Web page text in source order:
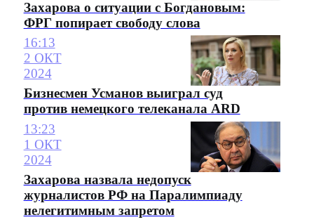
Захарова о ситуации с Богдановым:
ФРГ попирает свободу слова
16:13
2 ОКТ
2024
Бизнесмен Усманов выиграл суд
против немецкого телеканала ARD
13:23
1 ОКТ
2024
Захарова назвала недопуск
журналистов РФ на Паралимпиаду
нелегитимным запретом